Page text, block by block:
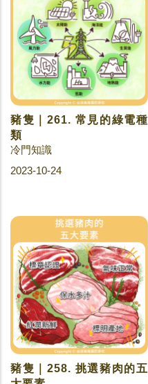
豬隻｜261. 常見的綠電種
類
冷門知識
2023-10-24
豬隻｜258. 挑選豬肉的五